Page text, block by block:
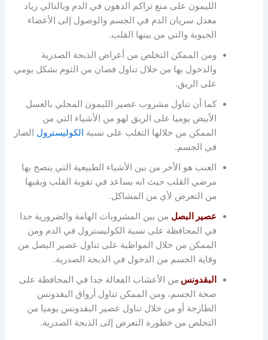
الليمون على منع تراكم الدهون في الدم وبالتالي زياد
معدل سريان الدم في الجسم والوصول إلى الأعضاء
الحيوية والتي من بينها القلب.
ومن الممكن التخلص من أعراض الذبحة الصدرية
والدخول بها من خلال تناول فصان من الثوم بشكل يومي
على الريق.
كما أن تناول مشروب عصير الليمون المحلي بالعسل
الأبيض يوميا على الريق لهو من الأشياء التي من
الممكن من خلالها التغلب على نسبة الكوليسترول الضار
في الجسم.
العنب هو الأخر من بين الأشياء الطبيعية التي ينصح بها
مرضي القلب حيث انه يساعد في تقوية القلب ويقيها
من التعرض لأي من المشاكل.
عصير البصل من بين المشروبات الهامة والضرورية جدا
في المحافظة على نسبة الكوليسترول في الدم ومن
الممكن من خلال المواظبة على تناول عصير البصل من
وقاية الجسم من الدخول في الذبحة الصدرية.
البقدونس من الأعشاب الفعالة جدا في المحافظة على
صحة الجسم، ومن الممكن تناول أرواق البقدونس
الطازجة أو من خلال تناول عصير البقدونس يوميا من
التخلص من خطورة التعرض إلى الذبحة الصدرية.